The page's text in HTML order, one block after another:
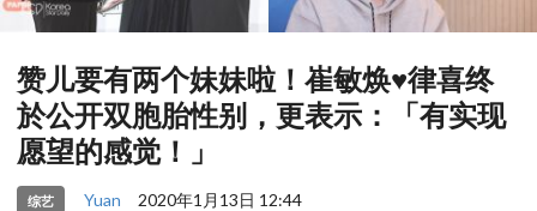
赞儿要有两个妹妹啦！崔敏焕♥律喜终
於公开双胞胎性别，更表示：「有实现
愿望的感觉！」
综艺 Yuan 2020年1月13日 12:44